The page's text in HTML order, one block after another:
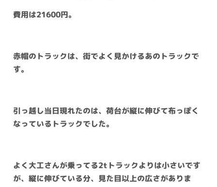
費用は21600円。
赤帽のトラックは、街でよく見かけるあのトラックで
す。
引っ越し当日現れたのは、荷台が縦に伸びて布っぽく
なっているトラックでした。
よく大工さんが乗ってる2tトラックよりは小さいです
が、縦に伸びている分、見た目以上の広さがありま